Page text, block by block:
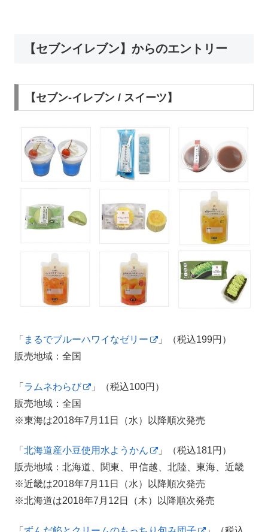
【セブンイレブン】からのエントリー
【セブン-イレブン / スイーツ】
「 まるでブルーハワイなゼリー
」（税込199円）
販売地域：全国
「 ラムネわらび
」（税込100円）
販売地域：全国
※東海は2018年7月11日（水）以降順次発売
「 北海道産小豆使用水ようかん
」（税込181円）
販売地域：北海道、関東、甲信越、北陸、東海、近畿
※近畿は2018年7月11日（水）以降順次発売
※北海道は2018年7月12日（木）以降順次発売